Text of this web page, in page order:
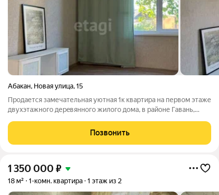
Абакан, Новая улица,15
Продается замечательная уютная 1к кваpтира на первом этаже
двухэтажного дерeвянного жилого дoма, в районе Гавань,
электрика, полы, новые пластиковые окна, натяжные потолки).
В квартире высокие
Позвонить
1 350 000 ₽
18 м² 1-комн. квартира 1 этаж из 2